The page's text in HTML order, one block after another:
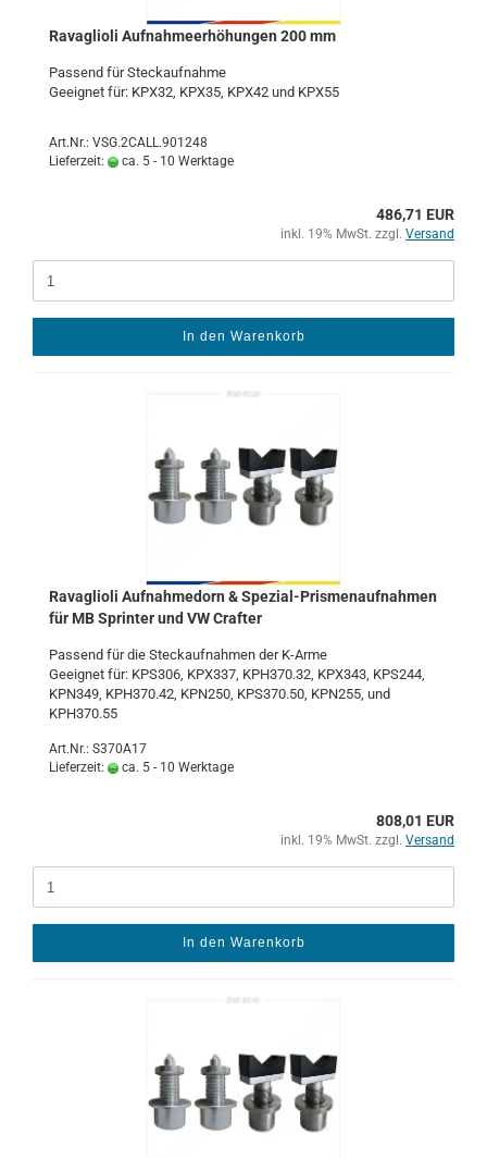
Ra­vaglio­li Auf­nah­me­er­hö­hun­gen 200 mm
Pas­send für Steck­auf­nah­me
Ge­eig­net für: KPX32, KPX35, KPX42 und KPX55
Art.Nr.: VSG.2CALL.901248
Lieferzeit:
ca. 5 - 10 Werktage
486,71 EUR
inkl. 19% MwSt. zzgl. Versand
In den Warenkorb
Ra­vaglio­li Auf­nah­me­dorn & Spezial-​​​​Pris­me­n­auf­nah­men
für MB Sprin­ter und VW Craf­ter
Pas­send für die Steck­auf­nah­men der K-​Arme
Ge­eig­net für: KPS306, KPX337, KPH370.32, KPX343, KPS244,
KPN349, KPH370.42, KPN250, KPS370.50, KPN255, und
KPH370.55
Art.Nr.: S370A17
Lieferzeit:
ca. 5 - 10 Werktage
808,01 EUR
inkl. 19% MwSt. zzgl. Versand
In den Warenkorb